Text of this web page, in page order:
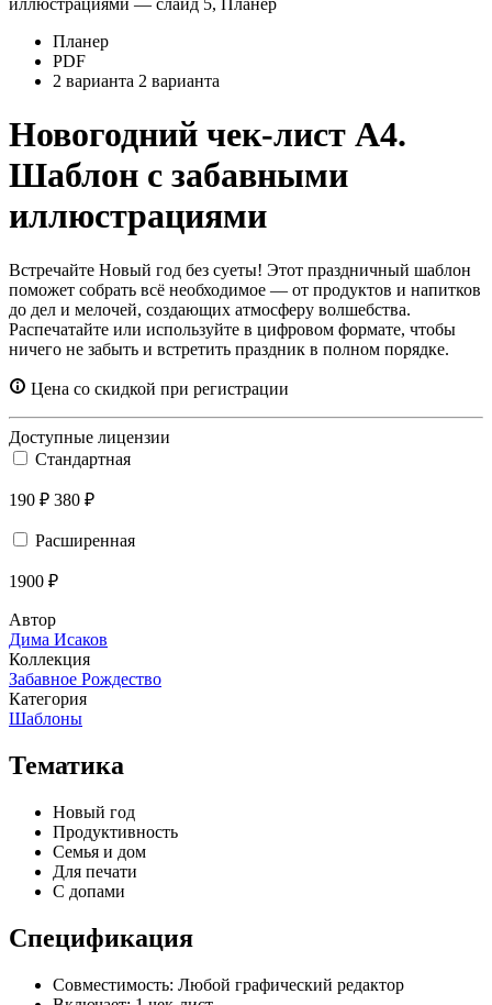
Планер
PDF
2 варианта 2 варианта
Новогодний чек-лист А4.
Шаблон с забавными
иллюстрациями
Встречайте Новый год без суеты! Этот праздничный шаблон
поможет собрать всё необходимое — от продуктов и напитков
до дел и мелочей, создающих атмосферу волшебства.
Распечатайте или используйте в цифровом формате, чтобы
ничего не забыть и встретить праздник в полном порядке.
Цена со скидкой при регистрации
Доступные лицензии
Стандартная
190 ₽ 380 ₽
Расширенная
1900 ₽
Автор
Дима Исаков
Коллекция
Забавное Рождество
Категория
Шаблоны
Тематика
Новый год
Продуктивность
Семья и дом
Для печати
С допами
Спецификация
Совместимость: Любой графический редактор